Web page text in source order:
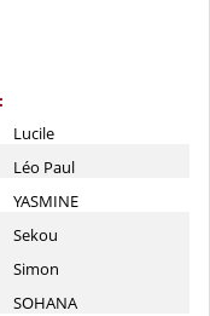
Lucile
Léo Paul
YASMINE
Sekou
Simon
SOHANA